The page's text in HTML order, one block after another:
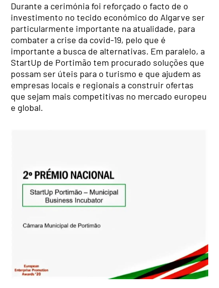
Durante a cerimónia foi reforçado o facto de o
investimento no tecido económico do Algarve ser
particularmente importante na atualidade, para
combater a crise da covid-19, pelo que é
importante a busca de alternativas. Em paralelo, a
StartUp de Portimão tem procurado soluções que
possam ser úteis para o turismo e que ajudem as
empresas locais e regionais a construir ofertas
que sejam mais competitivas no mercado europeu
e global.